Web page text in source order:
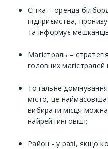
Сітка – оренда
підприємства,
та інформує
Магістраль –
головних магістралей
Тотальне
місто, це
вибирати місця
найрейтинговіші;
Район - у разі, якщо